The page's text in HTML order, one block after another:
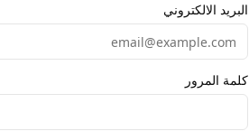
البريد الالكتروني
كلمة المرور